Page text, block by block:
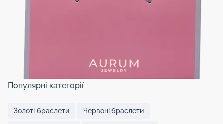
Популярні категорії
Золоті браслети Червоні браслети